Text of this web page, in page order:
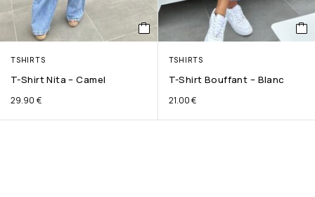
TSHIRTS
T-Shirt Nita – Camel
29.90 €
TSHIRTS
T-Shirt Bouffant – Blanc
21.00€